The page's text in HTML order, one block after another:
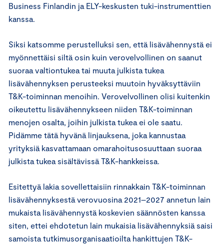
Business Finlandin ja ELY-keskusten tuki-instrumenttien
kanssa.
Siksi katsomme perustelluksi sen, että lisävähennystä ei
myönnettäisi siltä osin kuin verovelvollinen on saanut
suoraa valtiontukea tai muuta julkista tukea
lisävähennyksen perusteeksi muutoin hyväksyttäviin
T&K-toiminnan menoihin. Verovelvollinen olisi kuitenkin
oikeutettu lisävähennykseen niiden T&K-toiminnan
menojen osalta, joihin julkista tukea ei ole saatu.
Pidämme tätä hyvänä linjauksena, joka kannustaa
yrityksiä kasvattamaan omarahoitusosuuttaan suoraa
julkista tukea sisältävissä T&K-hankkeissa.
Esitettyä lakia sovellettaisiin rinnakkain T&K-toiminnan
lisävähennyksestä verovuosina 2021–2027 annetun lain
mukaista lisävähennystä koskevien säännösten kanssa
siten, ettei ehdotetun lain mukaisia lisävähennyksiä saisi
samoista tutkimusorganisaatioilta hankittujen T&K-